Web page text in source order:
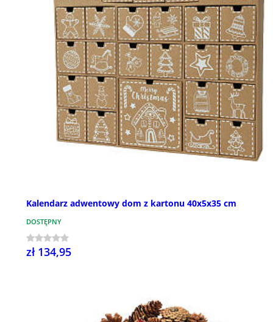
Kalendarz adwentowy dom z kartonu 40x5x35 cm
DOSTĘPNY
zł 134,95